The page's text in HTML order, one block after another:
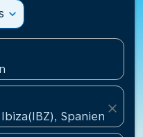
expand_more
Spanien
close